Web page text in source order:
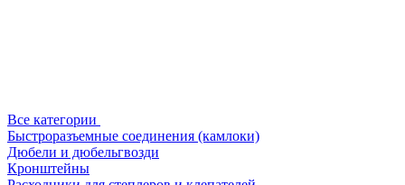
Все категории
Быстроразъемные соединения (камлоки)
Дюбели и дюбельгвозди
Кронштейны